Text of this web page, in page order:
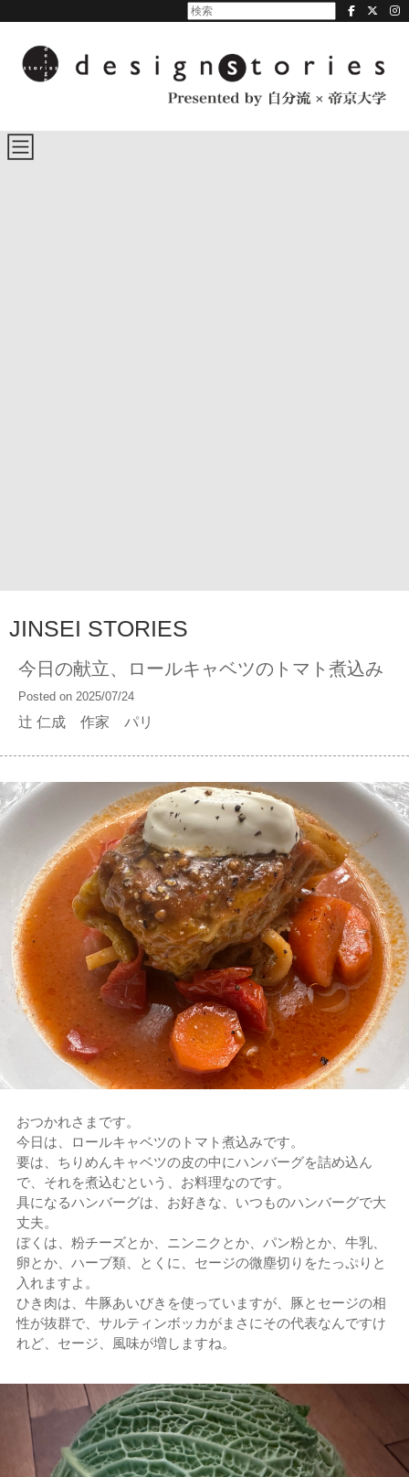
JINSEI STORIES
今日の献立、ロールキャベツのトマト煮込み
Posted on 2025/07/24
辻 仁成 作家 パリ
おつかれさまです。
今日は、ロールキャベツのトマト煮込みです。
要は、ちりめんキャベツの皮の中にハンバーグを詰め込ん
で、それを煮込むという、お料理なのです。
具になるハンバーグは、お好きな、いつものハンバーグで大
丈夫。
ぼくは、粉チーズとか、ニンニクとか、パン粉とか、牛乳、
卵とか、ハーブ類、とくに、セージの微塵切りをたっぷりと
入れますよ。
ひき肉は、牛豚あいびきを使っていますが、豚とセージの相
性が抜群で、サルティンボッカがまさにその代表なんですけ
れど、セージ、風味が増しますね。